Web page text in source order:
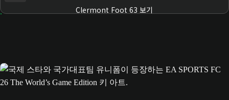
Clermont Foot 63 보기